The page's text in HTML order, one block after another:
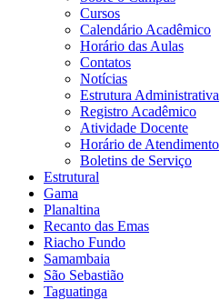
Cursos
Calendário Acadêmico
Horário das Aulas
Contatos
Notícias
Estrutura Administrativa
Registro Acadêmico
Atividade Docente
Horário de Atendimento
Boletins de Serviço
Estrutural
Gama
Planaltina
Recanto das Emas
Riacho Fundo
Samambaia
São Sebastião
Taguatinga